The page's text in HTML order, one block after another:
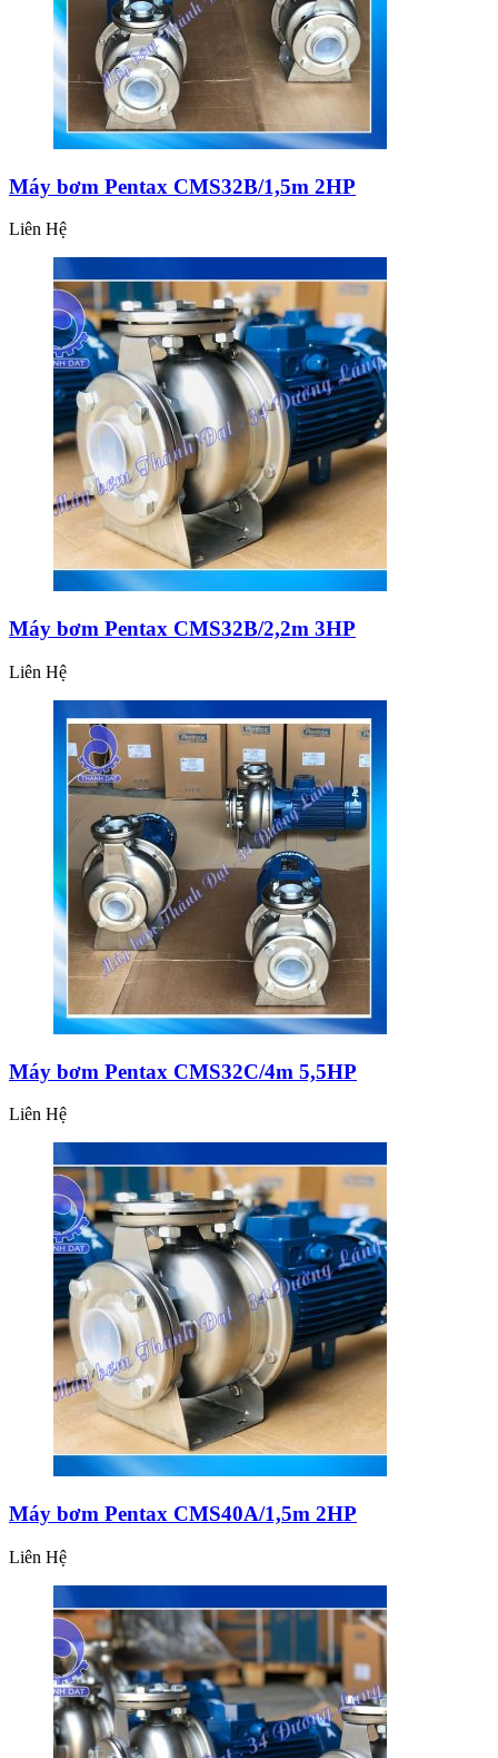
Máy bơm Pentax CMS32B/1,5m 2HP
Liên Hệ
Máy bơm Pentax CMS32B/2,2m 3HP
Liên Hệ
Máy bơm Pentax CMS32C/4m 5,5HP
Liên Hệ
Máy bơm Pentax CMS40A/1,5m 2HP
Liên Hệ